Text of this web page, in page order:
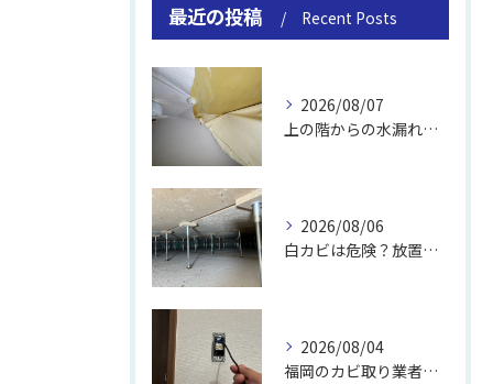
最近の投稿 Recent Posts
2026/08/07
上の階からの水漏れでカビ｜対処法と業者
2026/08/06
白カビは危険？放置のリスクと取り方
2026/08/04
福岡のカビ取り業者おすすめの選び方と費用